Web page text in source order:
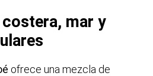
mar y
ofrece una mezcla de